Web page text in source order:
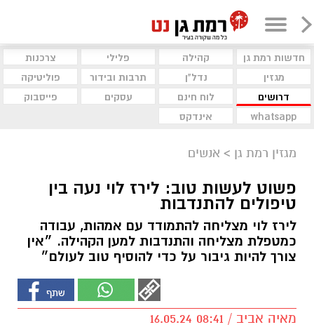
חדשות רמת גן קהילה פלילי
צרכנות
מגזין
נדל"ן תרבות ובידור
פוליטיקה
דרושים
לוח חינם עסקים
פייסבוק
whatsapp
אינדקס
מגזין רמת גן > אנשים
פשוט לעשות טוב: לירז לוי נעה בין
טיפולים להתנדבות
לירז לוי מצליחה להתמודד עם אמהות, עבודה
כמטפלת מצליחה והתנדבות למען הקהילה. ״אין
צורך להיות גיבור על כדי להוסיף טוב לעולם״
מאיה אביב / 08:41 16.05.24